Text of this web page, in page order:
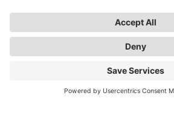
Conditions de
Accessibilité